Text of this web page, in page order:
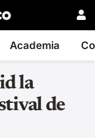
Academia
la
de